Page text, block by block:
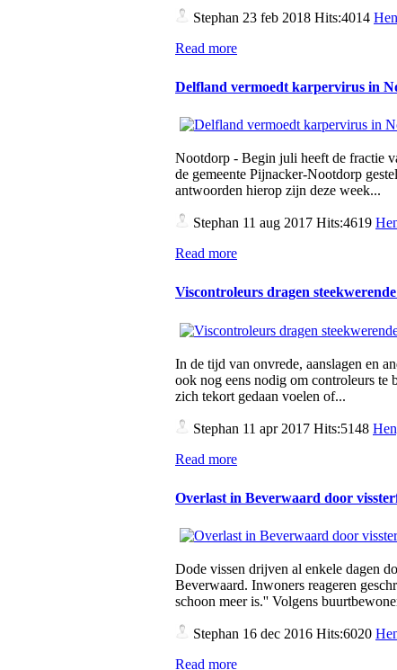
Stephan 23 feb 2018 Hits:4014
Read more
Delfland vermoedt karpervirus in
Nootdorp - Begin juli heeft de fractie
de gemeente Pijnacker-Nootdorp
antwoorden hierop zijn deze week...
Stephan 11 aug 2017 Hits:4619
Read more
Viscontroleurs dragen
In de tijd van onvrede, aanslagen en
ook nog eens nodig om controleurs te
zich tekort gedaan voelen of...
Stephan 11 apr 2017 Hits:5148
Read more
Overlast in Beverwaard door
Dode vissen drijven al enkele dagen
Beverwaard. Inwoners reageren
schoon meer is.'' Volgens
Stephan 16 dec 2016 Hits:6020
Read more